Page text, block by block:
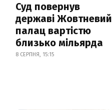
Суд повернув
державі Жовтневий
палац вартістю
близько мільярда
8 СЕРПНЯ, 15:15